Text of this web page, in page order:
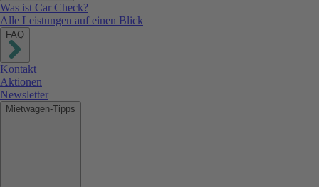
Was ist Car Check?
Alle Leistungen auf einen Blick
FAQ
Kontakt
Aktionen
Newsletter
Mietwagen-Tipps